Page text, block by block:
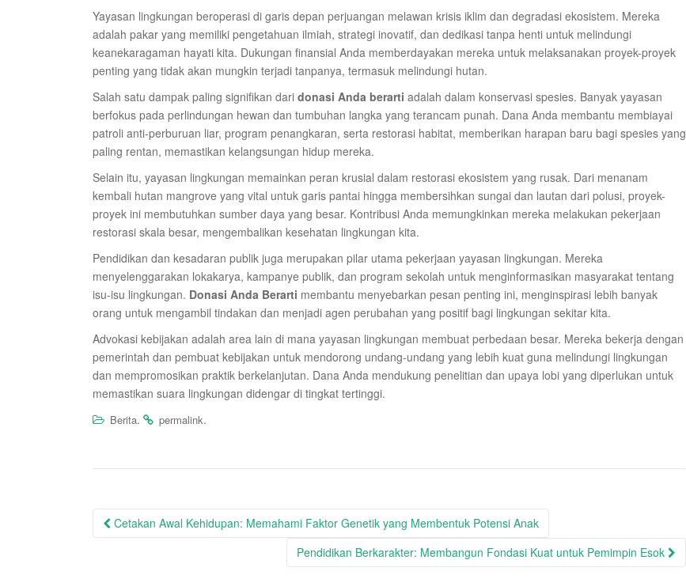
Yayasan lingkungan beroperasi di garis depan perjuangan melawan krisis iklim dan degradasi ekosistem. Mereka
adalah pakar yang memiliki pengetahuan ilmiah, strategi inovatif, dan dedikasi tanpa henti untuk melindungi
keanekaragaman hayati kita. Dukungan finansial Anda memberdayakan mereka untuk melaksanakan proyek-proyek
penting yang tidak akan mungkin terjadi tanpanya, termasuk melindungi hutan.
Salah satu dampak paling signifikan dari donasi Anda berarti adalah dalam konservasi spesies. Banyak yayasan
berfokus pada perlindungan hewan dan tumbuhan langka yang terancam punah. Dana Anda membantu membiayai
patroli anti-perburuan liar, program penangkaran, serta restorasi habitat, memberikan harapan baru bagi spesies yang
paling rentan, memastikan kelangsungan hidup mereka.
Selain itu, yayasan lingkungan memainkan peran krusial dalam restorasi ekosistem yang rusak. Dari menanam
kembali hutan mangrove yang vital untuk garis pantai hingga membersihkan sungai dan lautan dari polusi, proyek-
proyek ini membutuhkan sumber daya yang besar. Kontribusi Anda memungkinkan mereka melakukan pekerjaan
restorasi skala besar, mengembalikan kesehatan lingkungan kita.
Pendidikan dan kesadaran publik juga merupakan pilar utama pekerjaan yayasan lingkungan. Mereka
menyelenggarakan lokakarya, kampanye publik, dan program sekolah untuk menginformasikan masyarakat tentang
isu-isu lingkungan. Donasi Anda Berarti membantu menyebarkan pesan penting ini, menginspirasi lebih banyak
orang untuk mengambil tindakan dan menjadi agen perubahan yang positif bagi lingkungan sekitar kita.
Advokasi kebijakan adalah area lain di mana yayasan lingkungan membuat perbedaan besar. Mereka bekerja dengan
pemerintah dan pembuat kebijakan untuk mendorong undang-undang yang lebih kuat guna melindungi lingkungan
dan mempromosikan praktik berkelanjutan. Dana Anda mendukung penelitian dan upaya lobi yang diperlukan untuk
memastikan suara lingkungan didengar di tingkat tertinggi.
Berita. permalink.
Post
Cetakan Awal Kehidupan: Memahami Faktor Genetik yang Membentuk Potensi Anak
Pendidikan Berkarakter: Membangun Fondasi Kuat untuk Pemimpin Esok